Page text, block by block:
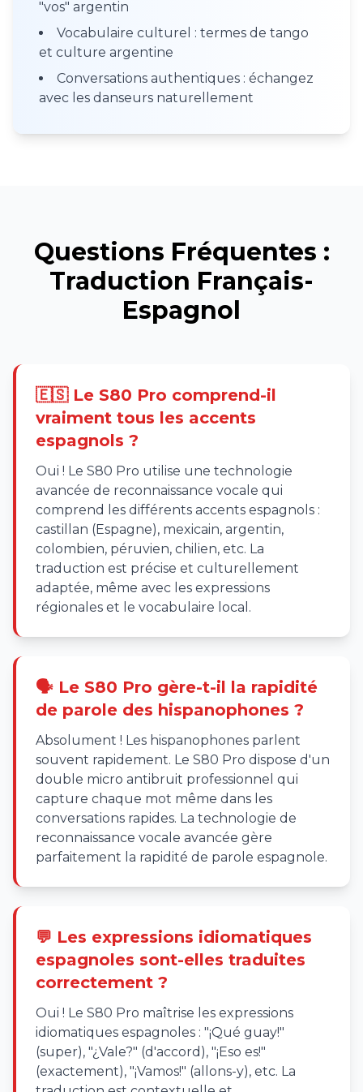
"vos" argentin
Vocabulaire culturel : termes de tango
et culture argentine
Conversations authentiques : échangez
avec les danseurs naturellement
Questions Fréquentes :
Traduction Français-
Espagnol
🇪🇸 Le S80 Pro comprend-il
vraiment tous les accents
espagnols ?
Oui ! Le S80 Pro utilise une technologie
avancée de reconnaissance vocale qui
comprend les différents accents espagnols :
castillan (Espagne), mexicain, argentin,
colombien, péruvien, chilien, etc. La
traduction est précise et culturellement
adaptée, même avec les expressions
régionales et le vocabulaire local.
🗣️ Le S80 Pro gère-t-il la rapidité
de parole des hispanophones ?
Absolument ! Les hispanophones parlent
souvent rapidement. Le S80 Pro dispose d'un
double micro antibruit professionnel qui
capture chaque mot même dans les
conversations rapides. La technologie de
reconnaissance vocale avancée gère
parfaitement la rapidité de parole espagnole.
💬 Les expressions idiomatiques
espagnoles sont-elles traduites
correctement ?
Oui ! Le S80 Pro maîtrise les expressions
idiomatiques espagnoles : "¡Qué guay!"
(super), "¿Vale?" (d'accord), "¡Eso es!"
(exactement), "¡Vamos!" (allons-y), etc. La